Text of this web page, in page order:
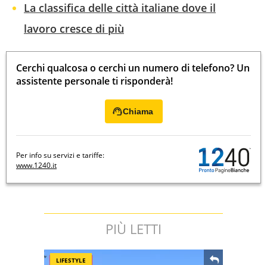
La classifica delle città italiane dove il
lavoro cresce di più
Cerchi qualcosa o cerchi un numero di telefono? Un
assistente personale ti risponderà!
Chiama
Per info su servizi e tariffe:
www.1240.it
PIÙ LETTI
LIFESTYLE